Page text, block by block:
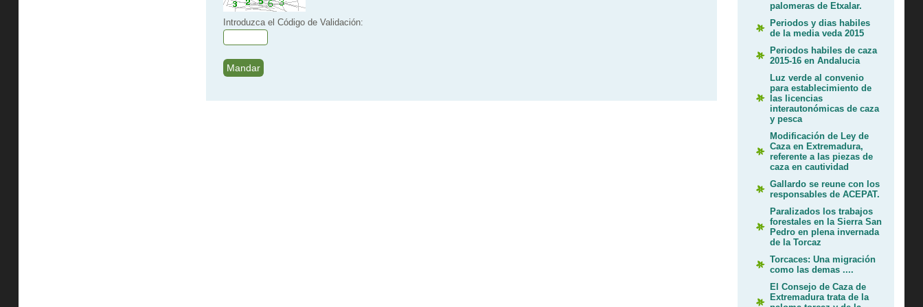
Introduzca el Código de Validación:
palomeras de Etxalar.
Periodos y dias habiles
de la media veda 2015
Periodos habiles de caza
2015-16 en Andalucia
Luz verde al convenio
para establecimiento de
las licencias
interautonómicas de caza
y pesca
Modificación de Ley de
Caza en Extremadura,
referente a las piezas de
caza en cautividad
Gallardo se reune con los
responsables de ACEPAT.
Paralizados los trabajos
forestales en la Sierra San
Pedro en plena invernada
de la Torcaz
Torcaces: Una migración
como las demas ....
El Consejo de Caza de
Extremadura trata de la